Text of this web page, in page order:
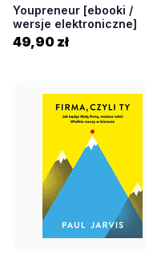
Youpreneur [ebooki /
wersje elektroniczne]
49,90 zł